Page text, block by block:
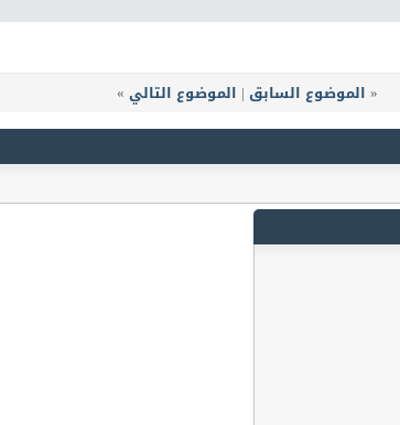
« الموضوع السابق | الموضوع التالي »